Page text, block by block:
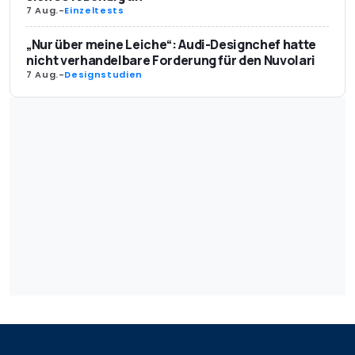
7 Aug.-Einzeltests
„Nur über meine Leiche“: Audi-Designchef hatte
nicht verhandelbare Forderung für den Nuvolari
7 Aug.-Designstudien